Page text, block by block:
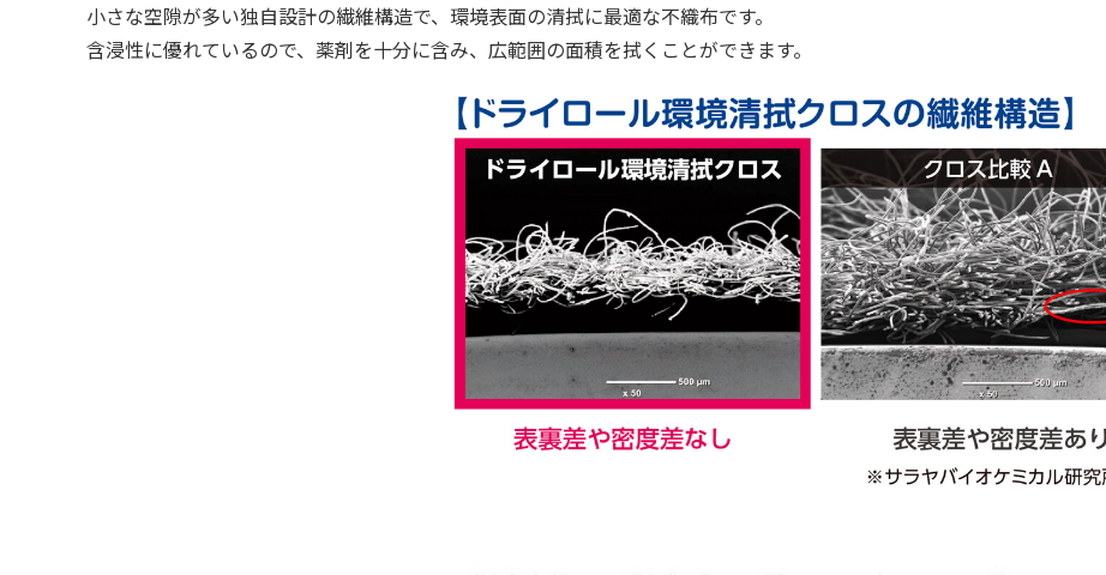
小さな空隙が多い独自設計の繊維構造で、環境表面の清拭に最適な不織布です。
含浸性に優れているので、薬剤を十分に含み、広範囲の面積を拭くことができます。